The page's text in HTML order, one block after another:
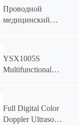
Проводной
медицинский
YSFPD4343R
YSX1005S
Multifunctional
Full Digital Color
Doppler Ultrasonic